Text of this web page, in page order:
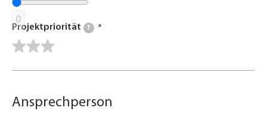
0
Projektpriorität ?
Ansprechperson